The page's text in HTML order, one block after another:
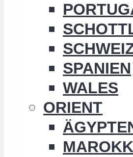
SPANIEN
WALES
ORIENT